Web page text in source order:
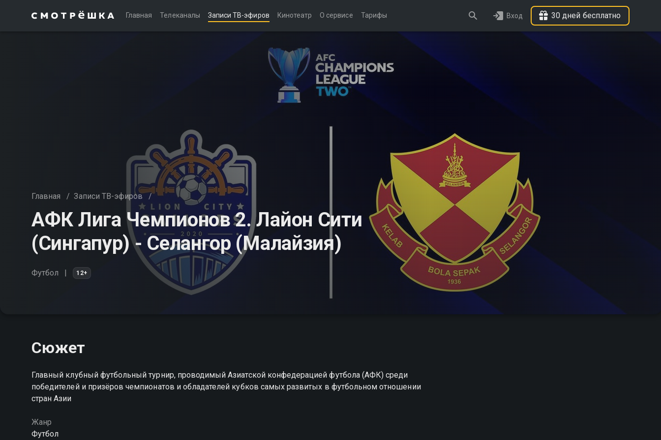
Главная Телеканалы Записи ТВ-эфиров Кинотеатр О сервисе Тарифы Вход 30 дней бесплатно
Главная / Записи ТВ-эфиров /
АФК Лига Чемпионов 2. Лайон Сити
(Сингапур) - Селангор (Малайзия)
Футбол 12+
Сюжет
Главный клубный футбольный турнир, проводимый Азиатской конфедерацией футбола (АФК) среди
победителей и призёров чемпионатов и обладателей кубков самых развитых в футбольном отношении
стран Азии
Жанр
Футбол